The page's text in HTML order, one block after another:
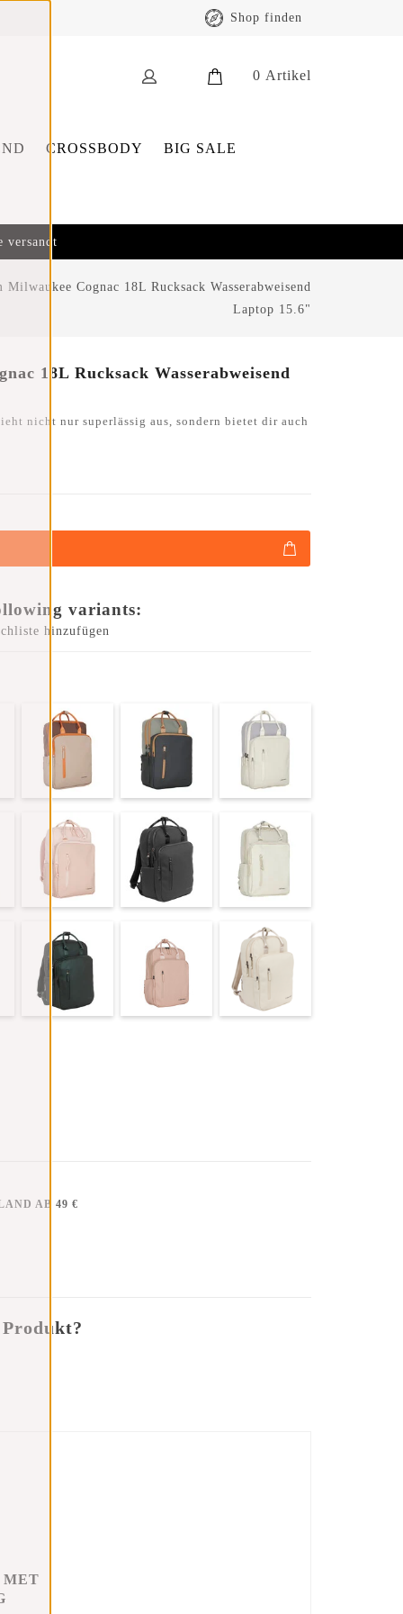
Shop finden
0 Artikel
CROSSBODY BIG SALE
versandt
Cognac 18L Rucksack Wasserabweisend
Laptop 15.6"
18L Rucksack Wasserabweisend
nicht nur superlässig aus, sondern bietet dir auch
variants:
hinzufügen
AB 49 €
Produkt?
MET